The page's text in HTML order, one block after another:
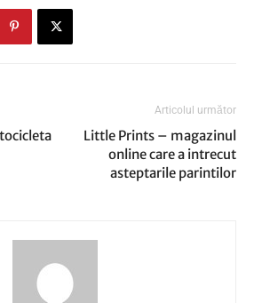
Articolul următor
Little Prints – magazinul
online care a intrecut
asteptarile parintilor